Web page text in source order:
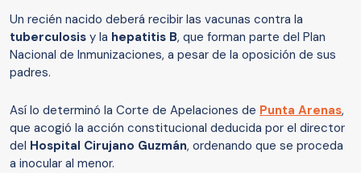
Un recién nacido deberá recibir las vacunas contra la
tuberculosis y la hepatitis B, que forman parte del Plan
Nacional de Inmunizaciones, a pesar de la oposición de sus
padres.
Así lo determinó la Corte de Apelaciones de Punta Arenas,
que acogió la acción constitucional deducida por el director
del Hospital Cirujano Guzmán, ordenando que se proceda
a inocular al menor.